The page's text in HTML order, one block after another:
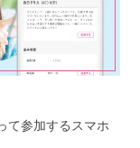
て参加するスマホ